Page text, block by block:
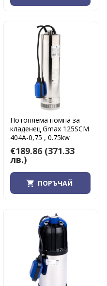
Потопяема помпа за
кладенец Gmax 125SCM
404А-0,75 , 0.75kw
€189.86 (371.33
лв.)
ПОРЪЧАЙ